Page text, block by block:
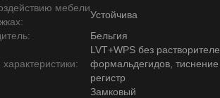
мебели
Устойчива
Бельгия
LVT+WPS без
формальдегидов, тиснение
регистр
Замковый